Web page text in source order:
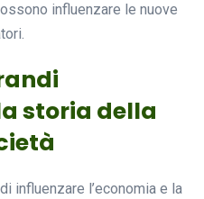
influenzare le nuove
storia della
influenzare l’economia e la